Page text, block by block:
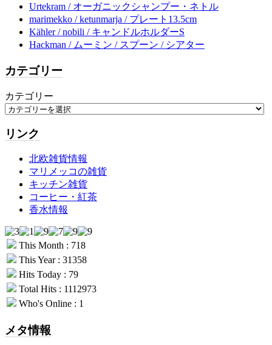
Urtekram / オーガニックシャンプー・ネトル
marimekko / ketunmarja / プレート13.5cm
Kähler / nobili / キャンドルホルダーS
Hackman / ムーミン / スプーン / シアター
カテゴリー
カテゴリー
リンク
北欧雑貨情報
マリメッコの雑貨
キッチン雑貨
コーヒー・紅茶
香水情報
This Month : 718
This Year : 31358
Hits Today : 79
Total Hits : 1112973
Who's Online : 1
メタ情報